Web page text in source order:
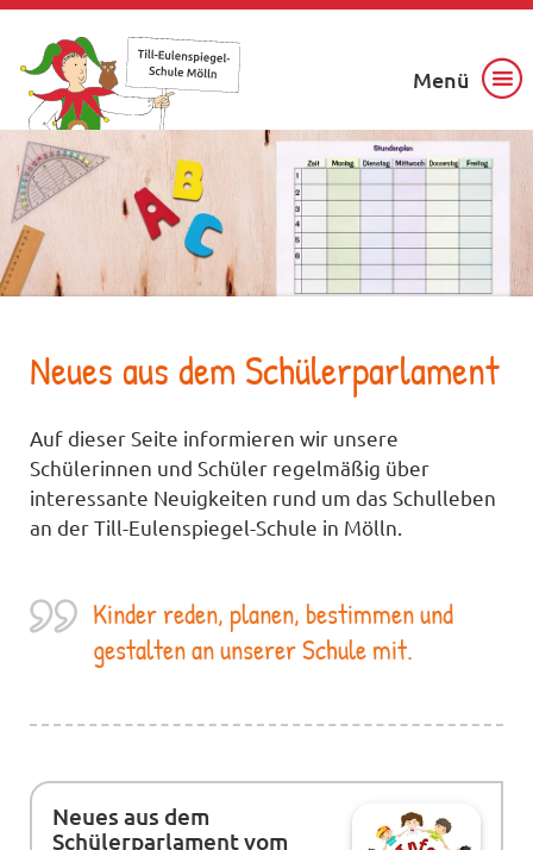
Menü
Neues aus dem Schülerparlament
Auf dieser Seite informieren wir unsere
Schülerinnen und Schüler regelmäßig über
interessante Neuigkeiten rund um das Schulleben
an der Till-Eulenspiegel-Schule in Mölln.
Kinder reden, planen, bestimmen und
gestalten an unserer Schule mit.
Neues aus dem
Schülerparlament vom